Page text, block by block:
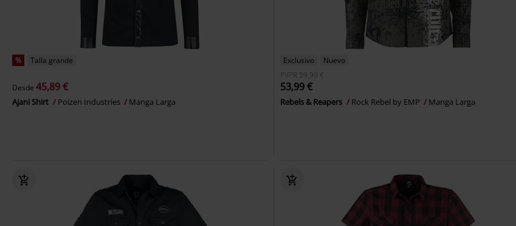
% Talla grande
Desde 45,89 €
Ajani Shirt Poizen Industries Manga Larga
Exclusivo
Nuevo
PVPR
59,99 €
53,99 €
Rebels & Reapers Rock Rebel by EMP Manga Larga